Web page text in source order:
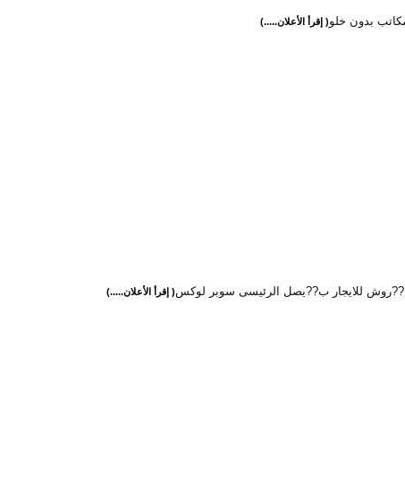
مكاتب بدون خلو( إقرأ الأعلان.....)
للايجار ب??يصل الرئيسى سوبر لوكس( إقرأ الأعلان.....)